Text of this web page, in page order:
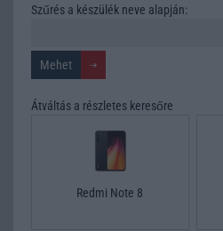
Szűrés a készülék neve alapján:
Átváltás a részletes keresőre
Redmi Note 8